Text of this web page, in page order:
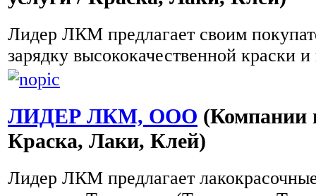
Лидер ЛКМ предлагает своим
зарядку высококачественной краски
ЛИДЕР ЛКМ, ООО (Компании
Краска, Лаки, Клей)
Лидер ЛКМ предлагает